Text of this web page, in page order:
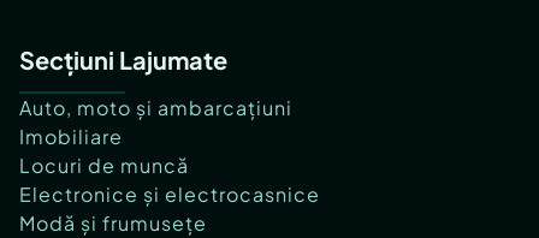
Secțiuni Lajumate
Auto, moto și ambarcațiuni
Imobiliare
Locuri de muncă
Electronice și electrocasnice
Modă și frumusețe